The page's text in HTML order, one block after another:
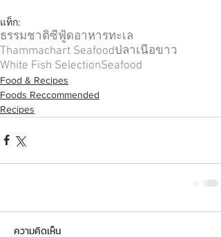
แท็ก:
ธรรมชาติซีฟู้ดอาหารทะเล
Thammachart Seafoodปลาเนื้อขาว
White Fish SelectionSeafood
Food & Recipes
Foods Reccommended
Recipes
ความคิดเห็น